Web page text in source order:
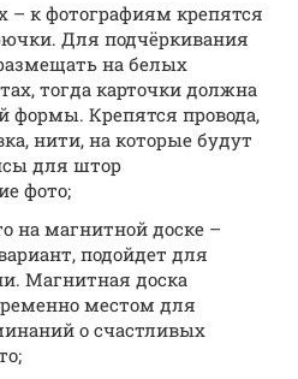
– к фотографиям крепятся
Для подчёркивания
на белых
тогда карточки должна
формы. Крепятся провода,
нити, на которые будут
для штор
фото;
на магнитной доске –
подойдет для
Магнитная доска
местом для
о счастливых